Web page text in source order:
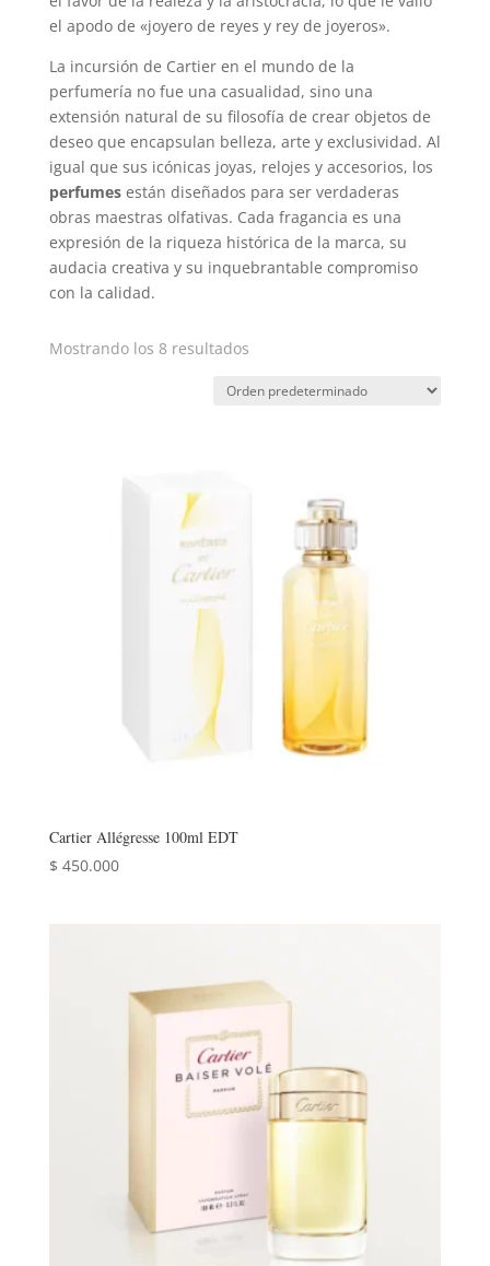
el apodo de «joyero de reyes y rey de joyeros».
La incursión de Cartier en el mundo de la
perfumería no fue una casualidad, sino una
extensión natural de su filosofía de crear objetos de
deseo que encapsulan belleza, arte y exclusividad. Al
igual que sus icónicas joyas, relojes y accesorios, los
perfumes están diseñados para ser verdaderas
obras maestras olfativas. Cada fragancia es una
expresión de la riqueza histórica de la marca, su
audacia creativa y su inquebrantable compromiso
con la calidad.
Mostrando los 8 resultados
Cartier Allégresse 100ml EDT
$ 450.000